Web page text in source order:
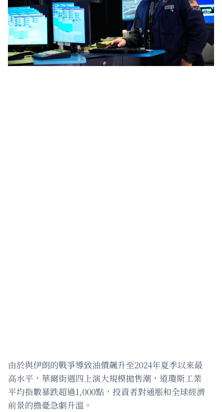
由於與伊朗的戰爭導致油價飆升至2024年夏季以來最
高水平，華爾街週四上演大規模拋售潮，道瓊斯工業
平均指數暴跌超過1,000點，投資者對通脹和全球經濟
前景的擔憂急劇升溫。